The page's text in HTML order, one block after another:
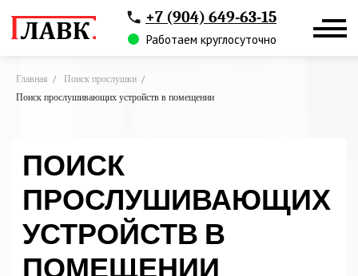
+7 (904) 649-63-15
Работаем круглосуточно
Главная / Поиск прослушки /
Поиск прослушивающих устройств в помещении
Услуга “поиск прослушивающих устройств
в помещении” заключается в проверке
средств шпионажа (-фото, -аудио, -видео
УСТРОЙСТВ В
ПОМЕЩЕНИИ